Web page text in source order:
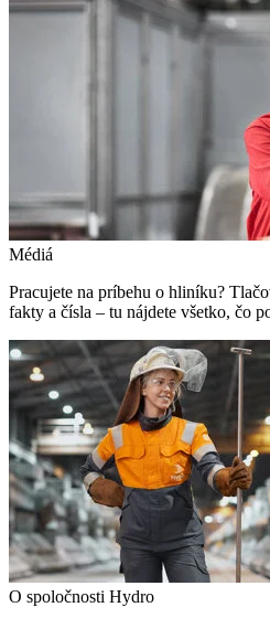
Médiá
Pracujete na príbehu o hliníku?
fakty a čísla – tu nájdete všetko, čo
O spoločnosti Hydro